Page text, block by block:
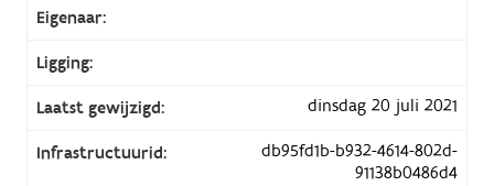
Eigenaar:
Ligging:
Laatst gewijzigd: dinsdag 20 juli 2021
Infrastructuurid:
db95fd1b-b932-4614-802d-
91138b0486d4